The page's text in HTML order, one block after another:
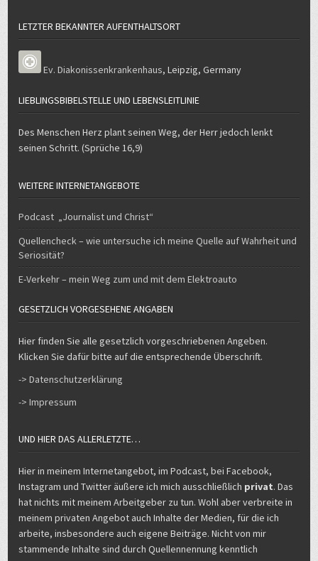
LETZTER BEKANNTER AUFENTHALTSORT
Ev. Diakonissenkrankenhaus,Leipzig,Germany
LIEBLINGSBIBELSTELLE UND LEBENSLEITLINIE
Des Menschen Herz plant seinen Weg, der Herr jedoch lenkt
seinen Schritt. (Sprüche 16,9)
WEITERE INTERNETANGEBOTE
Podcast „Journalist und Christ“
Quellencheck – wie untersuche ich meine Quelle auf Wahrheit und
Seriosität?
E-Verkehr – mein Weg zum und mit dem Elektroauto
GESETZLICH VORGESEHENE ANGABEN
Hier finden Sie alle gesetzlich vorgeschriebenen Angeben.
Klicken Sie dafür bitte auf die entsprechende Überschrift.
-> Datenschutzerklärung
-> Impressum
UND HIER DAS ALLERLETZTE…
Hier in meinem Internetangebot, im Podcast, bei Facebook,
Instagram und Twitter äußere ich mich ausschließlich privat. Das
hat nichts mit meinem Arbeitgeber zu tun. Wohl aber verbreite in
meinem privaten Angebot auch Inhalte der Medien, für die ich
arbeite, insbesondere auch eigene Beiträge. Nicht von mir
stammende Inhalte sind durch Quellennennung kenntlich